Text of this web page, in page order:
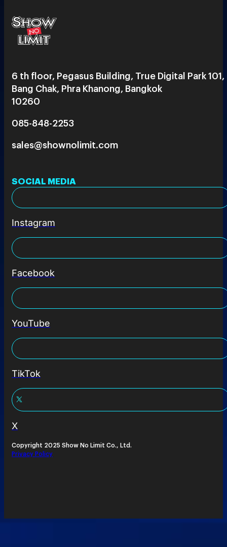
6 th floor, Pegasus Building, True Digital Park 101,
Bang Chak, Phra Khanong, Bangkok
10260
085-848-2253
sales@shownolimit.com
SOCIAL MEDIA
Instagram
Facebook
YouTube
TikTok
X
Copyright 2025 Show No Limit Co., Ltd.
Privacy Policy